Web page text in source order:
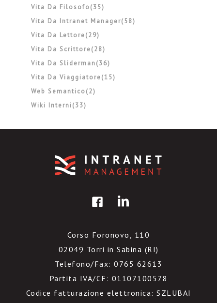
Vita Da Filosofo(35)
Vita Da Intranet Manager(58)
Vita Da Lettore(29)
Vita Da Scrittore(28)
Vita Da Sliderman(36)
Vita Da Viaggiatore(15)
Web Semantico(2)
Wiki Interni(33)
Corso Foronovo, 110
02049 Torri in Sabina (RI)
Telefono/Fax: 0765 62613
Partita IVA/CF: 01107100578
Codice fatturazione elettronica: SZLUBAI